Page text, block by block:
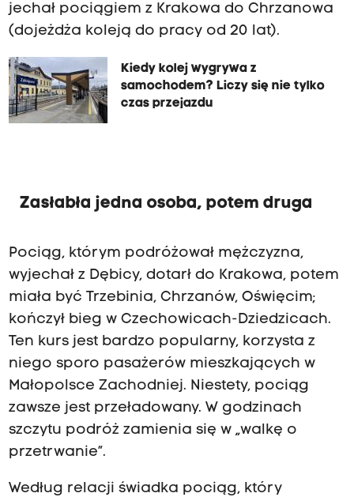
jechał pociągiem z Krakowa do Chrzanowa
(dojeżdża koleją do pracy od 20 lat).
Kiedy kolej wygrywa z
samochodem? Liczy się nie tylko
czas przejazdu
Zasłabła jedna osoba, potem druga
Pociąg, którym podróżował mężczyzna,
wyjechał z Dębicy, dotarł do Krakowa, potem
miała być Trzebinia, Chrzanów, Oświęcim;
kończył bieg w Czechowicach-Dziedzicach.
Ten kurs jest bardzo popularny, korzysta z
niego sporo pasażerów mieszkających w
Małopolsce Zachodniej. Niestety, pociąg
zawsze jest przeładowany. W godzinach
szczytu podróż zamienia się w „walkę o
przetrwanie”.
Według relacji świadka pociąg, który